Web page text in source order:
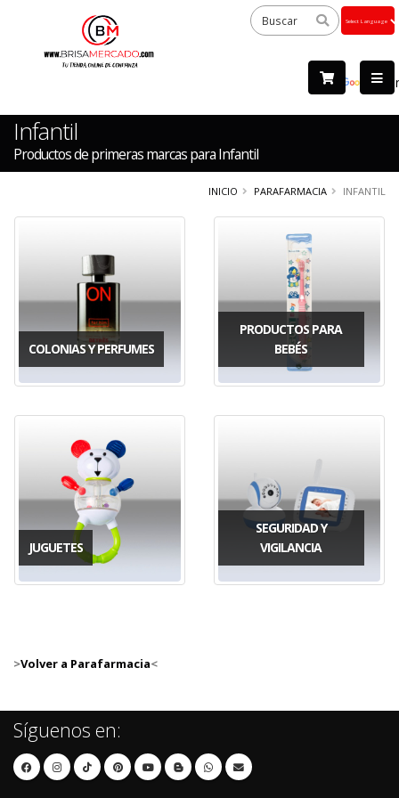
by
Infantil
Productos de primeras marcas para Infantil
INICIO PARAFARMACIA INFANTIL
COLONIAS Y PERFUMES
PRODUCTOS PARA
BEBÉS
JUGUETES
SEGURIDAD Y
VIGILANCIA
>Volver a Parafarmacia<
Síguenos en: